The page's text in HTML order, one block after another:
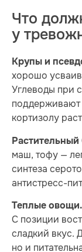
Что
у
Крупы и
хорошо
Углеводы при
поддерживают
кортизолу
Растительный
маш, тофу —
синтеза
антистресс-
Теплые овощи.
С позиции
сладкий вкус.
но и